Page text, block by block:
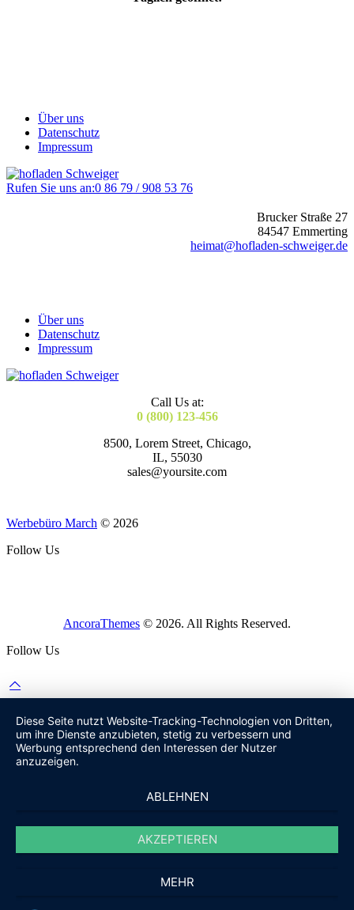
Über uns
Datenschutz
Impressum
Rufen Sie uns an:0 86 79 / 908 53 76
Brucker Straße 27
84547 Emmerting
heimat@hofladen-schweiger.de
Über uns
Datenschutz
Impressum
Call Us at:
0 (800) 123-456
8500, Lorem Street, Chicago,
IL, 55030
sales@yoursite.com
Werbebüro March © 2026
Follow Us
AncoraThemes © 2026. All Rights Reserved.
Follow Us
Diese Seite nutzt Website-Tracking-Technologien von Dritten,
um ihre Dienste anzubieten, stetig zu verbessern und
Werbung entsprechend den Interessen der Nutzer
anzuzeigen.
ABLEHNEN
AKZEPTIEREN
MEHR